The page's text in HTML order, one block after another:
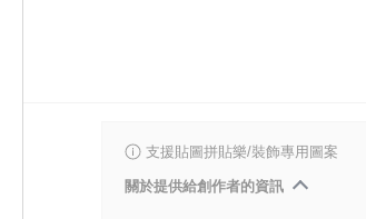
支援貼圖拼貼樂/裝飾專用圖案
關於提供給創作者的資訊